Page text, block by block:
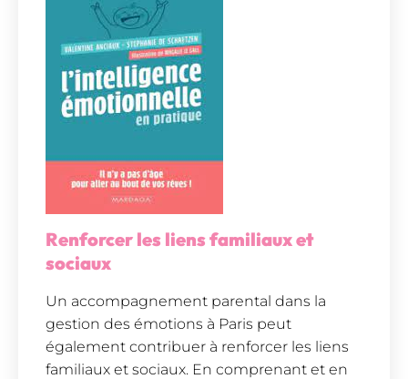
Renforcer les liens familiaux et
sociaux
Un accompagnement parental dans la
gestion des émotions à Paris peut
également contribuer à renforcer les liens
familiaux et sociaux. En comprenant et en